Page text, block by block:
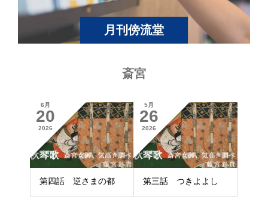
月刊傍流堂
斎宮
6月
20
2026
第四話 逆さまの都
5月
26
2026
第三話 つきよよし